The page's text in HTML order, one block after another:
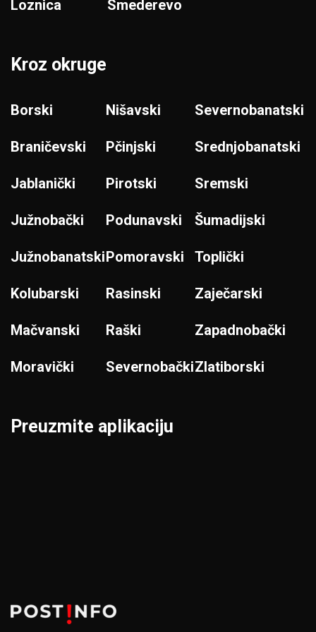
Loznica Smederevo
Kroz okruge
Borski
Braničevski
Jablanički
Južnobački
Južnobanatski
Kolubarski
Mačvanski
Moravički
Nišavski
Pčinjski
Pirotski
Podunavski
Pomoravski
Rasinski
Raški
Severnobački
Severnobanatski
Srednjobanatski
Sremski
Šumadijski
Toplički
Zaječarski
Zapadnobački
Zlatiborski
Preuzmite aplikaciju